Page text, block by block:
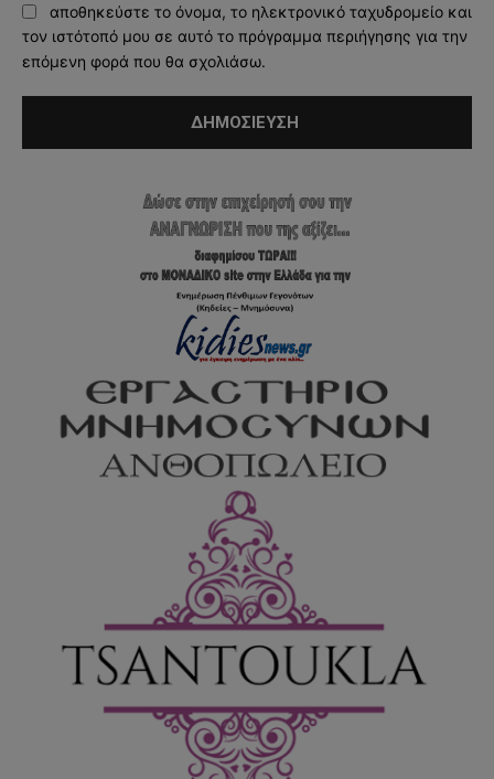
αποθηκεύστε το όνομα, το ηλεκτρονικό ταχυδρομείο και
τον ιστότοπό μου σε αυτό το πρόγραμμα περιήγησης για την
επόμενη φορά που θα σχολιάσω.